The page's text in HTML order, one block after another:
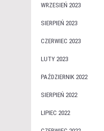
WRZESIEŃ 2023
SIERPIEŃ 2023
CZERWIEC 2023
LUTY 2023
PAŹDZIERNIK 2022
SIERPIEŃ 2022
LIPIEC 2022